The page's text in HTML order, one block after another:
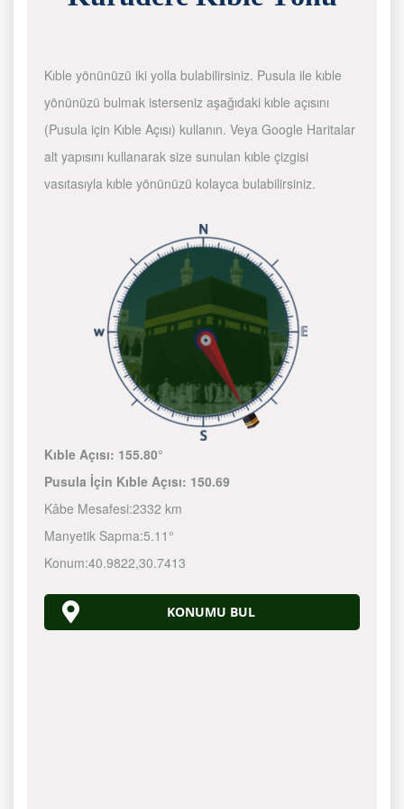
Kıble yönünüzü iki yolla bulabilirsiniz. Pusula ile kıble
yönünüzü bulmak isterseniz aşağıdaki kıble açısını
(Pusula için Kıble Açısı) kullanın. Veya Google Haritalar
alt yapısını kullanarak size sunulan kıble çizgisi
vasıtasıyla kıble yönünüzü kolayca bulabilirsiniz.
Kıble Açısı: 155.80°
Pusula İçin Kıble Açısı: 150.69
Kâbe Mesafesi:2332 km
Manyetik Sapma:5.11°
Konum:40.9822,30.7413
KONUMU BUL